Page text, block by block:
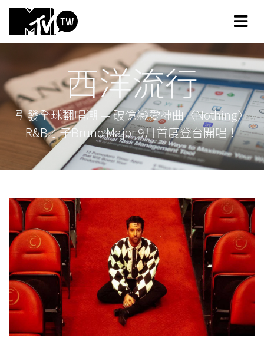
西洋流行
引發全球翻唱潮 — 破億戀愛神曲〈Nothing〉
R&B才子Bruno Major 9月首度登台開唱！